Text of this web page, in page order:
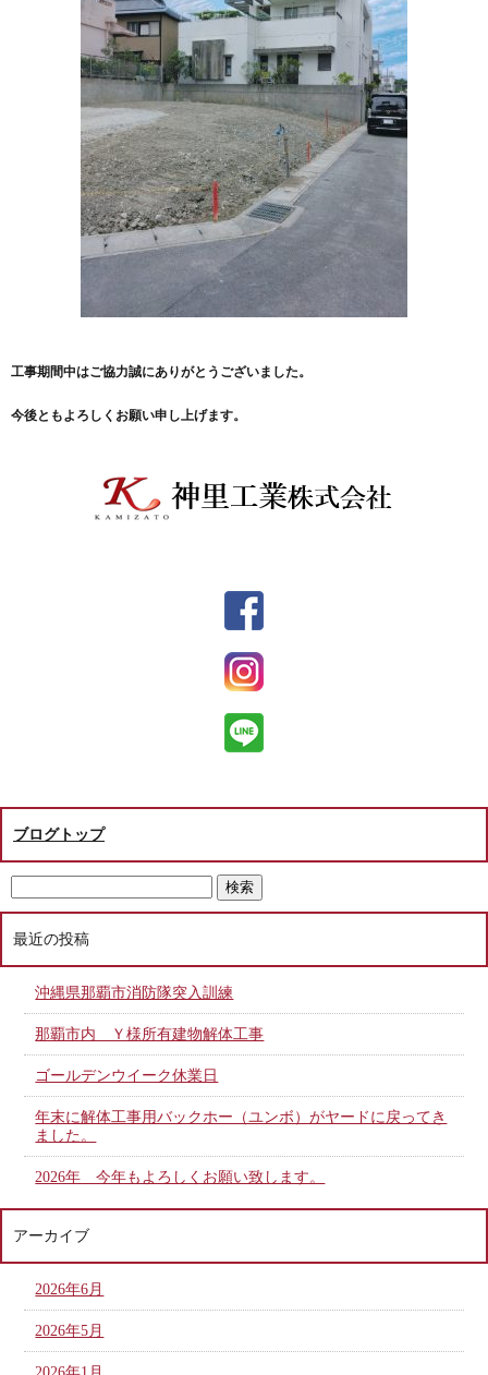
工事期間中はご協力誠にありがとうございました。
今後ともよろしくお願い申し上げます。
ブログトップ
最近の投稿
沖縄県那覇市消防隊突入訓練
那覇市内 Ｙ様所有建物解体工事
ゴールデンウイーク休業日
年末に解体工事用バックホー（ユンボ）がヤードに戻ってき
ました。
2026年 今年もよろしくお願い致します。
アーカイブ
2026年6月
2026年5月